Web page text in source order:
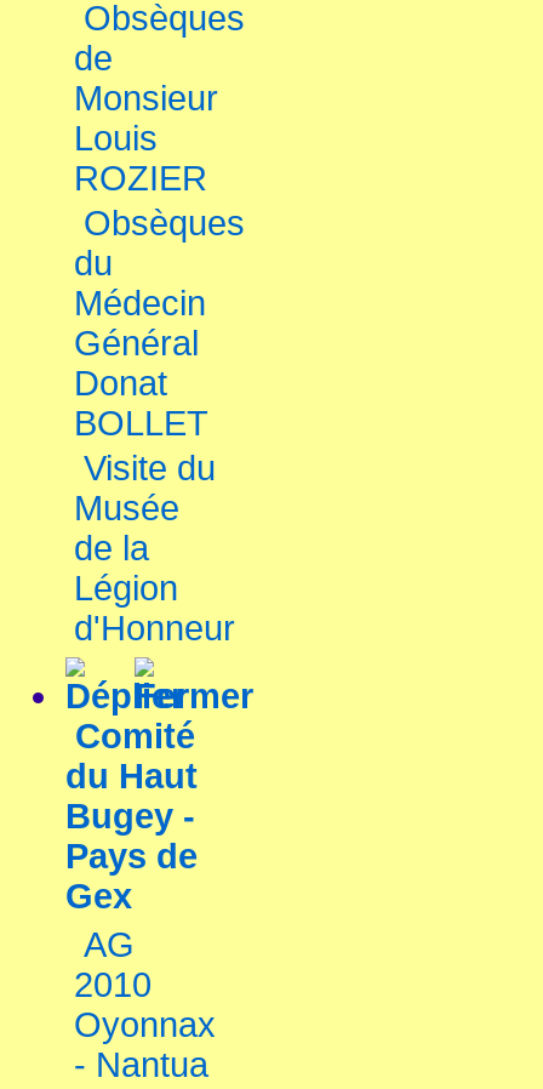
Obsèques
de
Monsieur
Louis
ROZIER
Obsèques
du
Médecin
Général
Donat
BOLLET
Visite du
Musée
de la
Légion
d'Honneur
Comité
du Haut
Bugey -
Pays de
Gex
AG
2010
Oyonnax
- Nantua